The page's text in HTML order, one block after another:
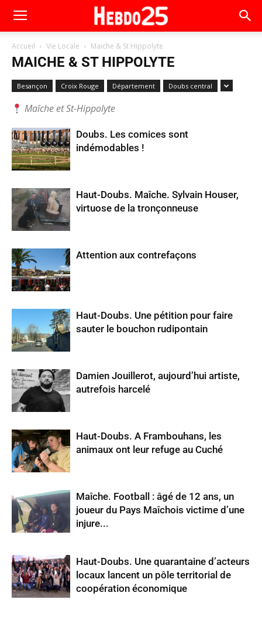
Accueil Vie Locale Maiche & St Hippolyte
MAICHE & ST HIPPOLYTE
Besançon Croix Rouge Département Doubs central
Maîche et St-Hippolyte
Doubs. Les comices sont
indémodables !
Haut-Doubs. Maîche. Sylvain Houser,
virtuose de la tronçonneuse
Attention aux contrefaçons
Haut-Doubs. Une pétition pour faire
sauter le bouchon rudipontain
Damien Jouillerot, aujourd’hui artiste,
autrefois harcelé
Haut-Doubs. A Frambouhans, les
animaux ont leur refuge au Cuché
Maîche. Football : âgé de 12 ans, un
joueur du Pays Maîchois victime d’une
injure...
Haut-Doubs. Une quarantaine d’acteurs
locaux lancent un pôle territorial de
coopération économique